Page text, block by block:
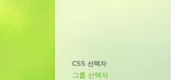
CSS 선택자
그룹 선택자